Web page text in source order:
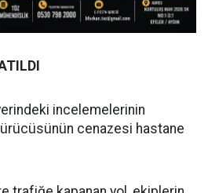
incelemelerinin
cenazesi hastane